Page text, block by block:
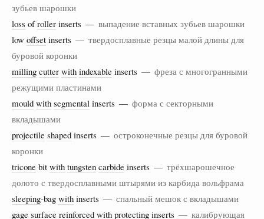
зубьев шарошки
loss ofroller inserts — выпадение вставных зубьев шарошки
low offset inserts — твердосплавные резцы малой длины для
буровой коронки
milling cutter with indexable inserts — фреза с многогранными
режущими пластинами
mould with segmental inserts — форма с секторными
вкладышами
projectile shaped inserts — остроконечные резцы для буровой
коронки
tricone bit with tungsten carbide inserts — трёхшарошечное
долото с твердосплавными штырями из карбида вольфрама
sleeping-bag with inserts — спальный мешок с вкладышами
gage surface reinforced with protecting inserts — калибрующая